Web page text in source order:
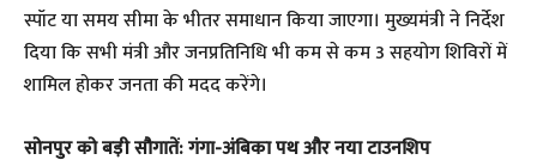
स्पॉट या समय सीमा के भीतर समाधान किया जाएगा। मुख्यमंत्री ने निर्देश
दिया कि सभी मंत्री और जनप्रतिनिधि भी कम से कम 3 सहयोग शिविरों में
शामिल होकर जनता की मदद करेंगे।
​सोनपुर को बड़ी सौगातें: गंगा-अंबिका पथ और नया टाउनशिप